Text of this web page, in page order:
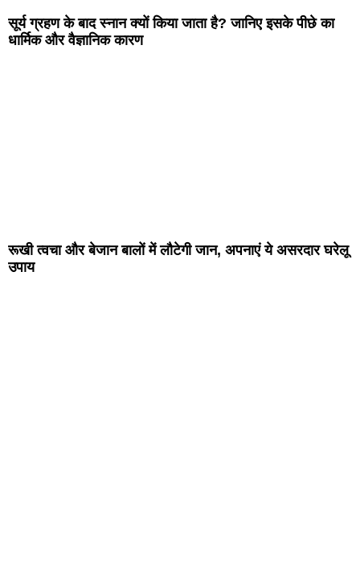
सूर्य ग्रहण के बाद स्नान क्यों किया जाता है? जानिए इसके पीछे का
धार्मिक और वैज्ञानिक कारण
रूखी त्वचा और बेजान बालों में लौटेगी जान, अपनाएं ये असरदार घरेलू
उपाय